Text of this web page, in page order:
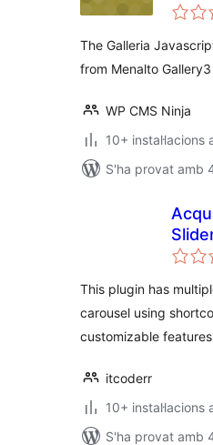
The Galleria
from Menalto
WP CMS Ninja
10+ instal·lacions
S'ha provat amb
This plugin has
carousel using
customizable
itcoderr
10+ instal·lacions
S'ha provat amb